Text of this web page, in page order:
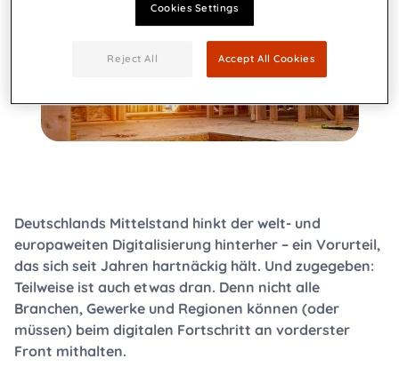
Deutschlands Mittelstand hinkt der welt- und
europaweiten Digitalisierung hinterher – ein Vorurteil,
das sich seit Jahren hartnäckig hält. Und zugegeben:
Teilweise ist auch etwas dran. Denn nicht alle
Branchen, Gewerke und Regionen können (oder
müssen) beim digitalen Fortschritt an vorderster
Front mithalten.
Cookies Settings
Reject All Accept All Cookies